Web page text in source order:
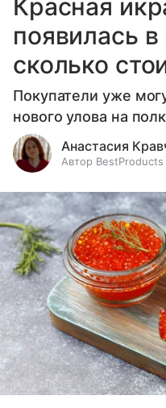
Красная
появилась
сколько
Покупатели уже
нового улова на
Анастасия
Автор BestProducts